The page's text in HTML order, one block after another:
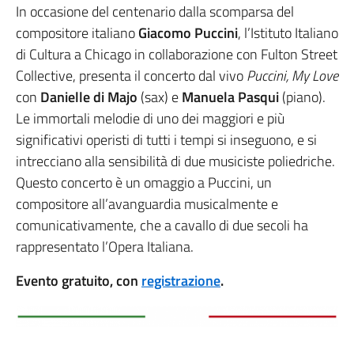
In occasione del centenario dalla scomparsa del
compositore italianoGiacomo Puccini, l’Istituto Italiano
di Cultura a Chicago in collaborazione con Fulton Street
Collective, presenta il concerto dal vivoPuccini, My Love
con Danielle di Majo (sax) eManuela Pasqui(piano).
Le immortali melodie di uno dei maggiori e più
significativi operisti di tutti i tempi si inseguono, e si
intrecciano alla sensibilità di due musiciste poliedriche.
Questo concerto è un omaggio a Puccini, un
compositore all’avanguardia musicalmente e
comunicativamente, che a cavallo di due secoli ha
rappresentato l’Opera Italiana.
Evento gratuito, conregistrazione.